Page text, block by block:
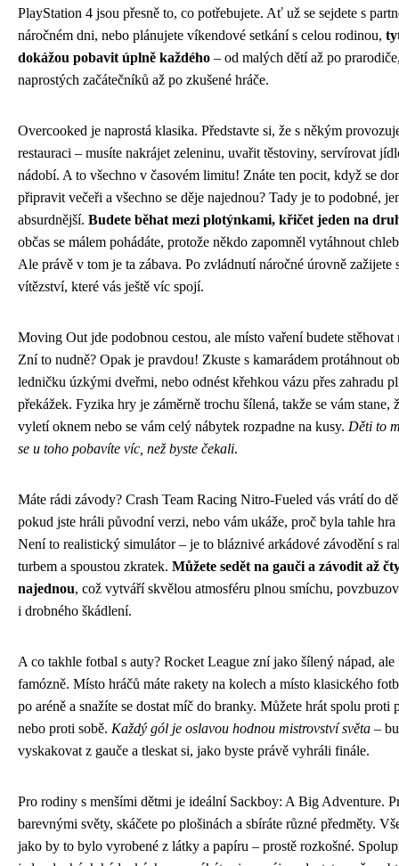
PlayStation 4 jsou přesně to, co potřebujete. Ať už se sejdete s
náročném dni, nebo plánujete víkendové setkání s celou rodinou,
dokážou pobavit úplně každého – od malých dětí až po
naprostých začátečníků až po zkušené hráče.
Overcooked je naprostá klasika. Představte si, že s někým
restauraci – musíte nakrájet zeleninu, uvařit těstoviny, servírovat
nádobí. A to všechno v časovém limitu! Znáte ten pocit, když se
připravit večeři a všechno se děje najednou? Tady je to podobné,
absurdnější. Budete běhat mezi plotýnkami, křičet jeden na
občas se málem pohádáte, protože někdo zapomněl vytáhnout
Ale právě v tom je ta zábava. Po zvládnutí náročné úrovně zažijete
vítězství, které vás ještě víc spojí.
Moving Out jde podobnou cestou, ale místo vaření budete stěhovat
Zní to nudně? Opak je pravdou! Zkuste s kamarádem protáhnout
ledničku úzkými dveřmi, nebo odnést křehkou vázu přes zahradu
překážek. Fyzika hry je záměrně trochu šílená, takže se vám stane,
vyletí oknem nebo se vám celý nábytek rozpadne na kusy. Děti to
se u toho pobavíte víc, než byste čekali.
Máte rádi závody? Crash Team Racing Nitro-Fueled vás vrátí do
pokud jste hráli původní verzi, nebo vám ukáže, proč byla tahle hra
Není to realistický simulátor – je to bláznivé arkádové závodění s
turbem a spoustou zkratek. Můžete sedět na gauči a závodit až
najednou, což vytváří skvělou atmosféru plnou smíchu,
i drobného škádlení.
A co takhle fotbal s auty? Rocket League zní jako šílený nápad,
famózně. Místo hráčů máte rakety na kolech a místo klasického
po aréně a snažíte se dostat míč do branky. Můžete hrát spolu proti
nebo proti sobě. Každý gól je oslavou hodnou mistrovství světa –
vyskakovat z gauče a tleskat si, jako byste právě vyhráli finále.
Pro rodiny s menšími dětmi je ideální Sackboy: A Big Adventure.
barevnými světy, skáčete po plošinách a sbíráte různé předměty.
jako by to bylo vyrobené z látky a papíru – prostě rozkošné.